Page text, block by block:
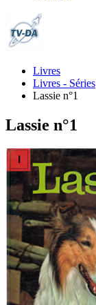
Livres
Livres - Séries
Lassie n°1
Lassie n°1